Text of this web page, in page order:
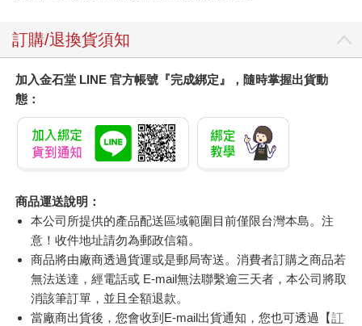
訂購/退換貨須知
加入金石堂 LINE 官方帳號『完成綁定』，隨時掌握出貨動
態：
商品運送說明：
本公司所提供的產品配送區域範圍目前僅限台灣本島。注
意！收件地址請勿為郵政信箱。
商品將由廠商透過貨運或是郵局寄送。消費者訂購之商品若
無法送達，經電話或 E-mail無法聯繫逾三天者，本公司將取
消該筆訂單，並且全額退款。
當廠商出貨後，您會收到E-mail出貨通知，您也可透過【訂